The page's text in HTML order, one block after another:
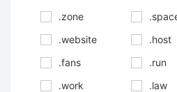
.zone
.website
.host
.fans
.run
.work
.law